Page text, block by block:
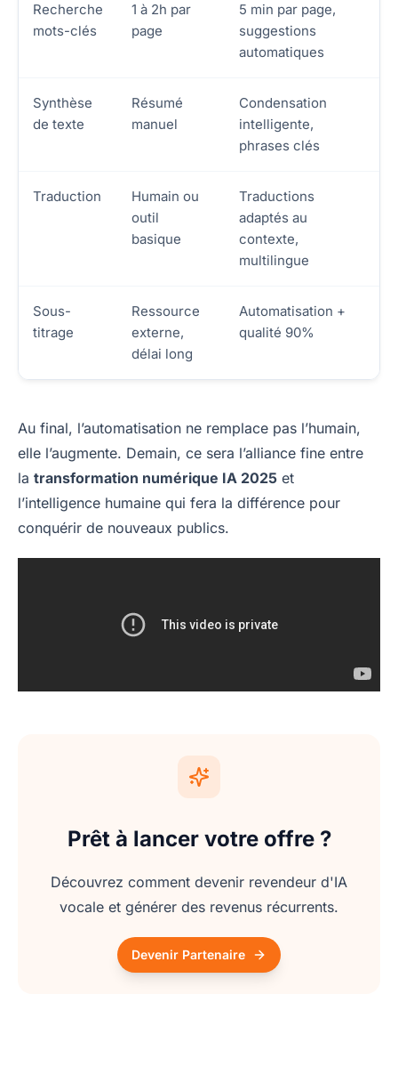
Recherche
mots-clés
1 à 2h par
page
5 min par page,
suggestions
automatiques
Synthèse
de texte
Résumé
manuel
Condensation
intelligente,
phrases clés
Traduction
Humain ou
outil
basique
Traductions
adaptés au
contexte,
multilingue
Sous-
titrage
Ressource
externe,
délai long
Automatisation +
qualité 90%
Au final, l’automatisation ne remplace pas l’humain,
elle l’augmente. Demain, ce sera l’alliance fine entre
la transformation numérique IA 2025 et
l’intelligence humaine qui fera la différence pour
conquérir de nouveaux publics.
Prêt à lancer votre offre ?
Découvrez comment devenir revendeur d'IA
vocale et générer des revenus récurrents.
Devenir Partenaire